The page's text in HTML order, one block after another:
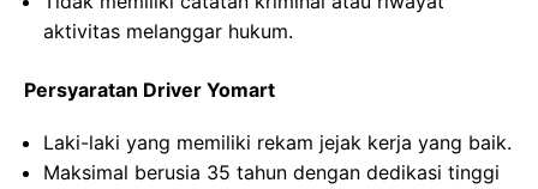
aktivitas melanggar hukum.
Persyaratan Driver Yomart
Laki-laki yang memiliki rekam jejak kerja yang baik.
Maksimal berusia 35 tahun dengan dedikasi tinggi